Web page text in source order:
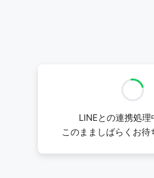
LINEとの連携処理
このまましばらくお待